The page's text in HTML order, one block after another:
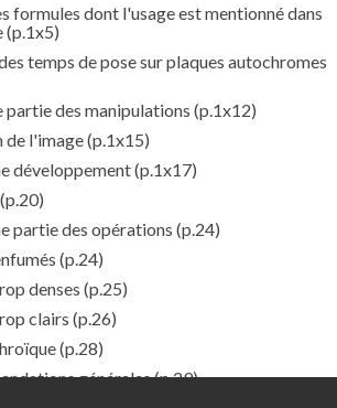
formules dont l'usage est mentionné dans
(p.1x5)
temps de pose sur plaques autochromes
partie des manipulations (p.1x12)
de l'image(p.1x15)
développement(p.1x17)
(p.20)
partie des opérations (p.24)
(p.24)
denses (p.25)
clairs (p.26)
(p.28)
générales(p.29)